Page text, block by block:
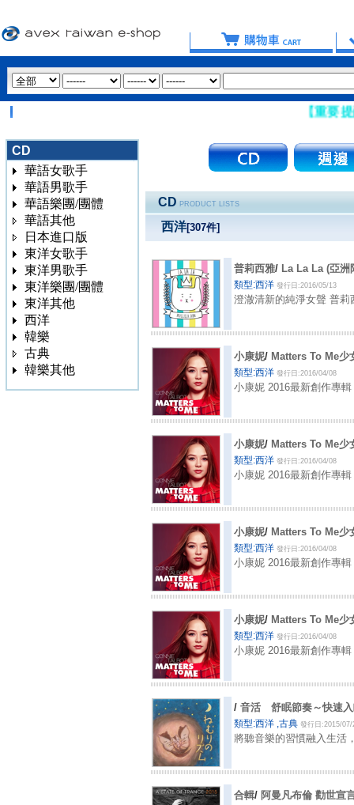
【重要提醒：
CD
華語女歌手
華語男歌手
華語樂團/團體
華語其他
日本進口版
東洋女歌手
東洋男歌手
東洋樂團/團體
東洋其他
西洋
韓樂
古典
韓樂其他
CD PRODUCT LISTS
西洋[307件]
普莉西雅/ La La La (亞
類型:西洋 發行日:2016/05/13
澄澈清新的純淨女聲 普
小康妮/ Matters To Me少
類型:西洋 發行日:2016/04/08
小康妮 2016最新創作專
小康妮/ Matters To Me少
類型:西洋 發行日:2016/04/08
小康妮 2016最新創作專
小康妮/ Matters To Me少
類型:西洋 發行日:2016/04/08
小康妮 2016最新創作專
小康妮/ Matters To Me少
類型:西洋 發行日:2016/04/08
小康妮 2016最新創作專
/音活 舒眠節奏～快速
類型:西洋 ,古典發行日:2015/07/
將聽音樂的習慣融入生活
合輯/ 阿曼凡布倫 勸世宣